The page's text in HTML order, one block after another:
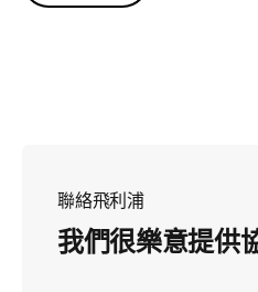
聯絡飛利浦
我們很樂意提供